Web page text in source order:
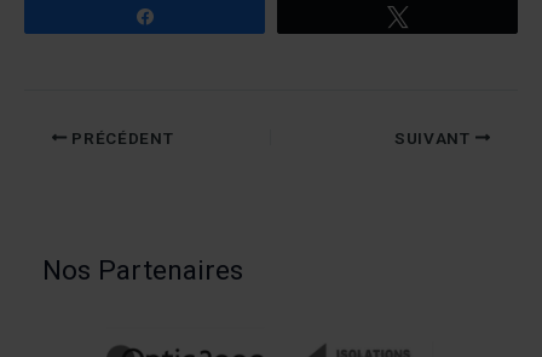
PRÉCÉDENT SUIVANT
Nos Partenaires